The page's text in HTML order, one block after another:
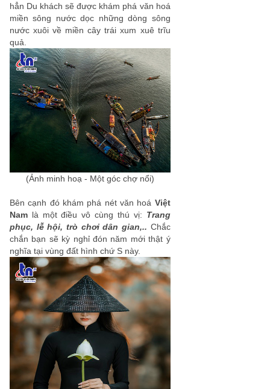
hẳn Du khách sẽ được khám phá văn hoá
miền sông nước dọc những dòng sông
nước xuôi về miền cây trái xum xuê trĩu
quả.
(Ảnh minh hoạ - Một góc chợ nổi)
Bên cạnh đó khám phá nét văn hoá Việt
Nam là một điều vô cùng thú vị: Trang
phục, lễ hội, trò chơi dân gian,.. Chắc
chắn bạn sẽ kỳ nghỉ đón năm mới thật ý
nghĩa tại vùng đất hình chứ S này.